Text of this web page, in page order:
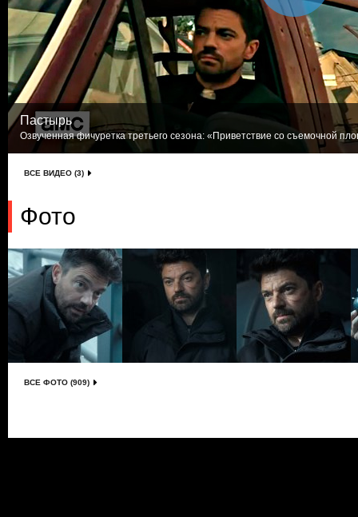
Пастырь
Озвученная фичуретка третьего сезона: «Приветствие со съемочной
ВСЕ ВИДЕО (3)
Фото
ВСЕ ФОТО (909)